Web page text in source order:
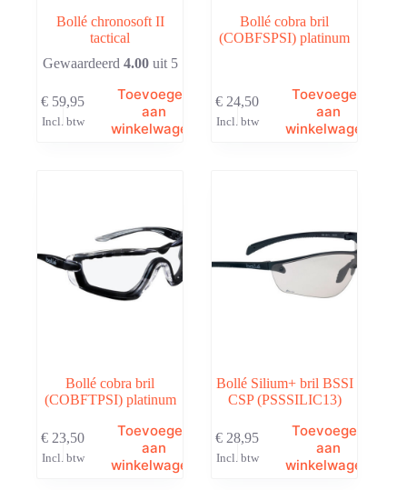
Bollé chronosoft II
tactical
Gewaardeerd 4.00uit 5
€ 59,95
Incl. btw
Toevoegen
aan
winkelwagen
Bollé cobra bril
(COBFSPSI) platinum
€ 24,50
Incl. btw
Toevoegen
aan
winkelwagen
Bollé cobra bril
(COBFTPSI) platinum
€ 23,50
Incl. btw
Toevoegen
aan
winkelwagen
Bollé Silium+ bril BSSI
CSP (PSSSILIC13)
€ 28,95
Incl. btw
Toevoegen
aan
winkelwagen